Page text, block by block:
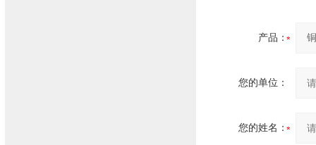
产品：
您的单位：
您的姓名：